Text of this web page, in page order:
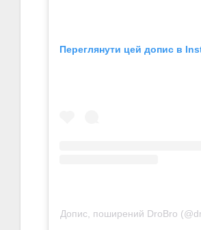
Переглянути цей допис в
Допис, поширений DroBro